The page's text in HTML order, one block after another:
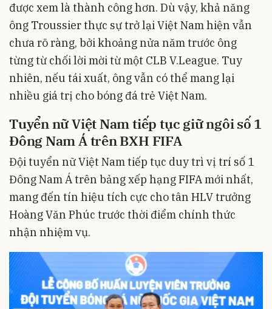
được xem là thành công hơn. Dù vậy, khả năng
ông Troussier thực sự trở lại Việt Nam hiện vẫn
chưa rõ ràng, bởi khoảng nửa năm trước ông
từng từ chối lời mời từ một CLB V.League. Tuy
nhiên, nếu tái xuất, ông vẫn có thể mang lại
nhiều giá trị cho bóng đá trẻ Việt Nam.
Tuyển nữ Việt Nam tiếp tục giữ ngôi số 1
Đông Nam Á trên BXH FIFA
Đội tuyển nữ Việt Nam tiếp tục duy trì vị trí số 1
Đông Nam Á trên bảng xếp hạng FIFA mới nhất,
mang đến tín hiệu tích cực cho tân HLV trưởng
Hoàng Văn Phúc trước thời điểm chính thức
nhận nhiệm vụ.